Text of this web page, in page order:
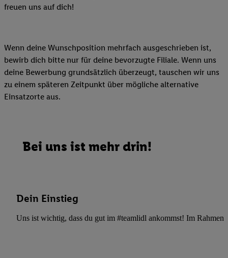
freuen uns auf dich!
Wenn deine Wunschposition mehrfach ausgeschrieben ist,
bewirb dich bitte nur für deine bevorzugte Filiale. Wenn uns
deine Bewerbung grundsätzlich überzeugt, tauschen wir uns
zu einem späteren Zeitpunkt über mögliche alternative
Einsatzorte aus.
Bei uns ist mehr drin!
Dein Einstieg
Uns ist wichtig, dass du gut im #teamlidl ankommst! Im Rahmen